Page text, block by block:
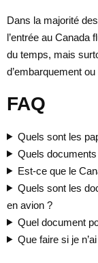
Dans la majorité
l’entrée au Canada
du temps, mais
d’embarquement
FAQ
Quels sont les
Quels
Est-ce que le
Quels sont les
en avion ?
Quel document
Que faire si je